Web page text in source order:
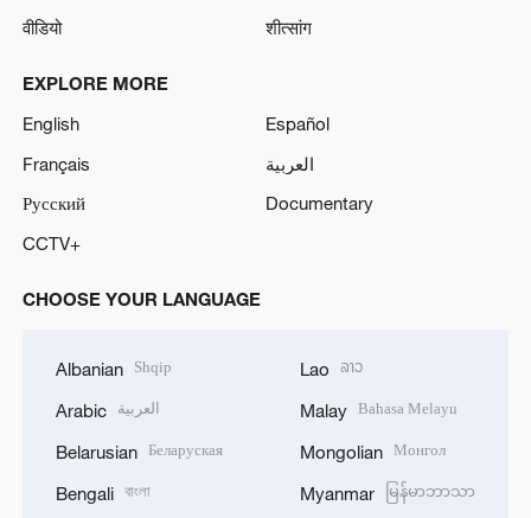
वीडियो
शीत्सांग
EXPLORE MORE
English
Español
Français
العربية
Русский
Documentary
CCTV+
CHOOSE YOUR LANGUAGE
Albanian Shqip
Arabic العربية
Belarusian Беларуская
Bengali বাংলা
Lao ລາວ
Malay Bahasa Melayu
Mongolian Монгол
Myanmar မြန်မာဘာသာ